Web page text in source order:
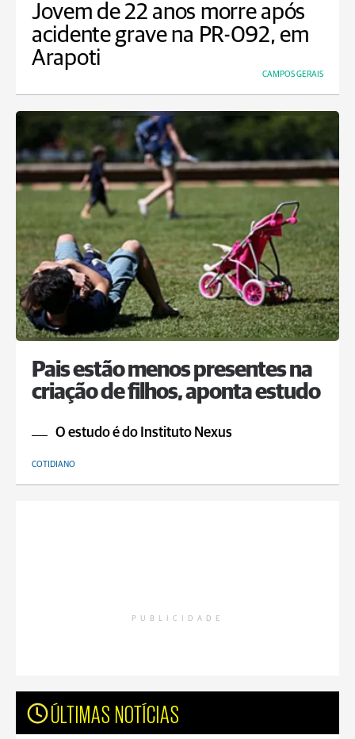
Jovem de 22 anos morre após
acidente grave na PR-092, em
Arapoti
CAMPOS GERAIS
Pais estão menos presentes na
criação de filhos, aponta estudo
O estudo é do Instituto Nexus
COTIDIANO
PUBLICIDADE
ÚLTIMAS NOTÍCIAS